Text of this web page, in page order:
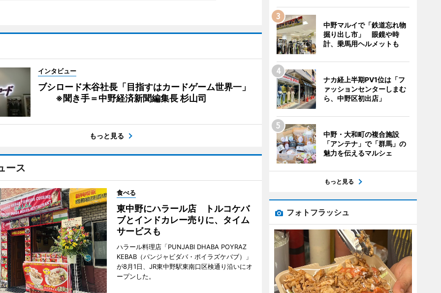
インタビュー
ブシロード木谷社長「目指すはカードゲーム世界一」
※聞き手＝中野経済新聞編集長 杉山司
もっと見る
ース
食べる
東中野にハラール店 トルコケバ
ブとインドカレー売りに、タイム
サービスも
ハラール料理店「PUNJABI DHABA POYRAZ
KEBAB（パンジャビダバ・ポイラズケバブ）」
が8月1日、JR東中野駅東南口区検通り沿いにオ
ープンした。
中野マルイで「鉄道忘れ物
掘り出し市」 眼鏡や時
計、乗馬用ヘルメットも
ナカ経上半期PV1位は「フ
ァッションセンターしまむ
ら、中野区初出店」
中野・大和町の複合施設
「アンテナ」で「群馬」の
魅力を伝えるマルシェ
もっと見る
フォトフラッシュ